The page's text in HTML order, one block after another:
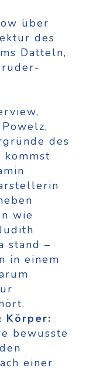
über
des
Datteln,
des
kommst
wie
stand –
in einem
Körper:
bewusste
einer